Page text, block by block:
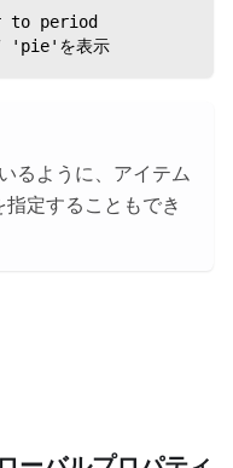
to period
を表示
るように、アイテム
定することもでき